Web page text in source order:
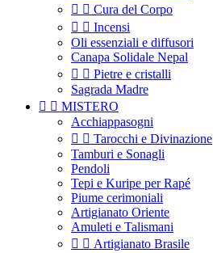
  Cura del Corpo
  Incensi
Oli essenziali e diffusori
Canapa Solidale Nepal
  Pietre e cristalli
Sagrada Madre
  MISTERO
Acchiappasogni
  Tarocchi e Divinazione
Tamburi e Sonagli
Pendoli
Tepi e Kuripe per Rapé
Piume cerimoniali
Artigianato Oriente
Amuleti e Talismani
  Artigianato Brasile